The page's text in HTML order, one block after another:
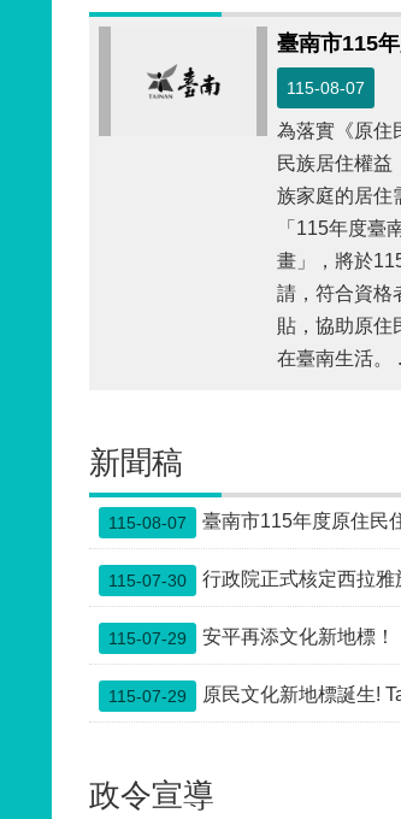
115-08-07
為落實《原住
民族居住權益
族家庭的居住
「115年度臺
畫」，將於
請，符合資格
貼，協助原住
在臺南生活。
新聞稿
115-08-07 臺南市115年度原住民住宅租金補貼9
115-07-30 行政院正式核定西拉雅
115-07-29 安平再添文化新地標！「Tabe 札哈木樂原」
115-07-29 原民文化新地標誕生!
政令宣導